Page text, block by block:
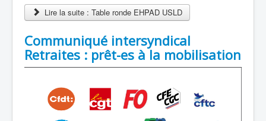
Lire la suite : Table ronde EHPAD USLD
Communiqué intersyndical
Retraites : prêt-es à la mobilisation